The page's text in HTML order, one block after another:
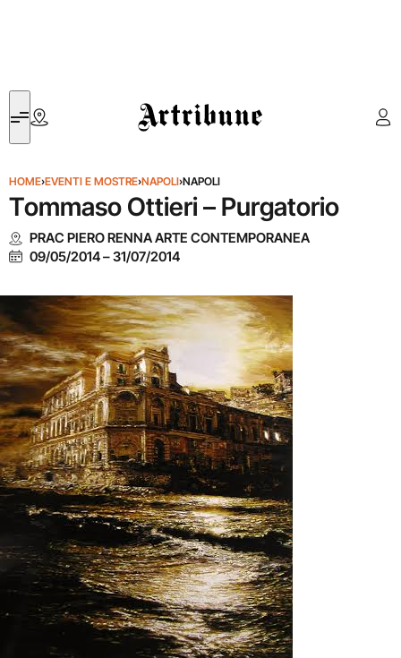
Artribune
HOME›EVENTI E MOSTRE›NAPOLI›NAPOLI
Tommaso Ottieri – Purgatorio
PRAC PIERO RENNA ARTE CONTEMPORANEA
09/05/2014–31/07/2014